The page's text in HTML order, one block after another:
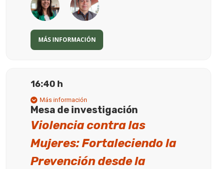
MÁS INFORMACIÓN
16:40 h
Más información
Mesa de investigación
Violencia contra las
Mujeres: Fortaleciendo la
Prevención desde la